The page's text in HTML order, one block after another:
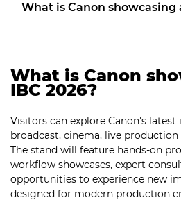
What is Canon showcasing
What is Canon
IBC 2026?
Visitors can explore Canon's
broadcast, cinema, live
The stand will feature hands-on
workflow showcases, expert
opportunities to experience new
designed for modern production